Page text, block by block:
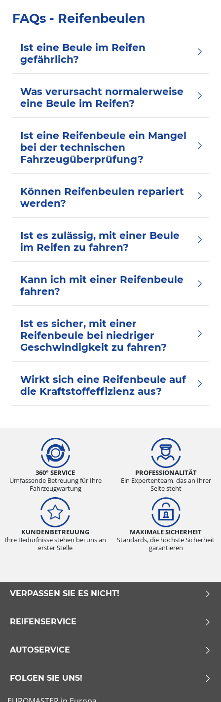
FAQs - Reifenbeulen
Ist eine Beule im Reifen
gefährlich?
Was verursacht normalerweise
eine Beule im Reifen?
Ist eine Reifenbeule ein Mangel
bei der technischen
Fahrzeugüberprüfung?
Können Reifenbeulen repariert
werden?
Ist es zulässig, mit einer Beule
im Reifen zu fahren?
Kann ich mit einer Reifenbeule
fahren?
Ist es sicher, mit einer
Reifenbeule bei niedriger
Geschwindigkeit zu fahren?
Wirkt sich eine Reifenbeule auf
die Kraftstoffeffizienz aus?
360° SERVICE
Umfassende Betreuung für Ihre
Fahrzeugwartung
PROFESSIONALITÄT
Ein Expertenteam, das an Ihrer
Seite steht
KUNDENBETREUUNG
Ihre Bedürfnisse stehen bei uns an
erster Stelle
MAXIMALE SICHERHEIT
Standards, die höchste Sicherheit
garantieren
VERPASSEN SIE ES NICHT!
REIFENSERVICE
AUTOSERVICE
FOLGEN SIE UNS!